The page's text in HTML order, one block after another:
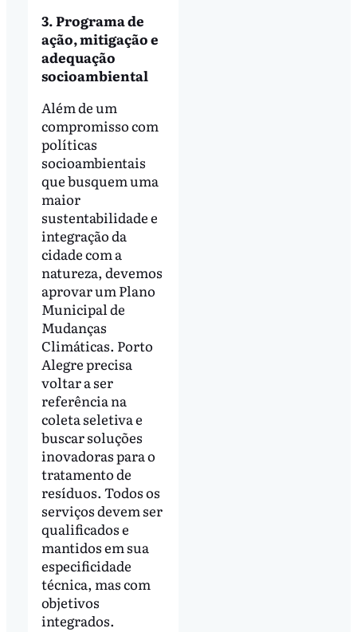
3. Programa de
ação, mitigação e
adequação
socioambiental
Além de um
compromisso com
políticas
socioambientais
que busquem uma
maior
sustentabilidade e
integração da
cidade com a
natureza, devemos
aprovar um Plano
Municipal de
Mudanças
Climáticas. Porto
Alegre precisa
voltar a ser
referência na
coleta seletiva e
buscar soluções
inovadoras para o
tratamento de
resíduos. Todos os
serviços devem ser
qualificados e
mantidos em sua
especificidade
técnica, mas com
objetivos
integrados.